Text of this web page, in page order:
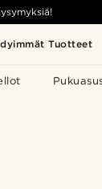
Tuotteet